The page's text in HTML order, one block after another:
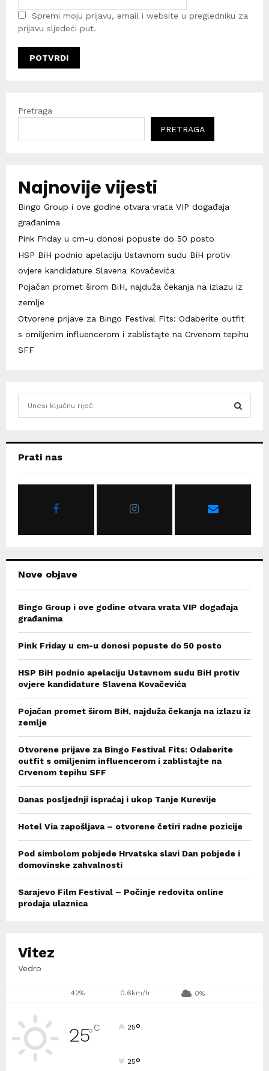
Spremi moju prijavu, email i website u pregledniku za
prijavu sljedeći put.
Pretraga
PRETRAGA
Najnovije vijesti
Bingo Group i ove godine otvara vrata VIP događaja
građanima
Pink Friday u cm-u donosi popuste do 50 posto
HSP BiH podnio apelaciju Ustavnom sudu BiH protiv
ovjere kandidature Slavena Kovačevića
Pojačan promet širom BiH, najduža čekanja na izlazu iz
zemlje
Otvorene prijave za Bingo Festival Fits: Odaberite outfit
s omiljenim influencerom i zablistajte na Crvenom tepihu
SFF
h
o
Prati nas
Nove objave
Bingo Group i ove godine otvara vrata VIP događaja
građanima
Pink Friday u cm-u donosi popuste do 50 posto
HSP BiH podnio apelaciju Ustavnom sudu BiH protiv
ovjere kandidature Slavena Kovačevića
Pojačan promet širom BiH, najduža čekanja na izlazu iz
zemlje
Otvorene prijave za Bingo Festival Fits: Odaberite
outfit s omiljenim influencerom i zablistajte na
Crvenom tepihu SFF
Danas posljednji ispraćaj i ukop Tanje Kurevije
Hotel Via zapošljava – otvorene četiri radne pozicije
Pod simbolom pobjede Hrvatska slavi Dan pobjede i
domovinske zahvalnosti
Sarajevo Film Festival – Počinje redovita online
prodaja ulaznica
Vitez
Vedro
42% 0.6km/h 0%
25°C 25°
25°